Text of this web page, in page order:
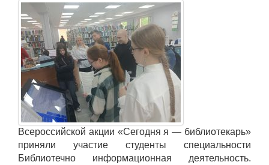
Всероссийской акции «Сегодня я — библиотекарь»
приняли участие студенты специальности
Библиотечно информационная деятельность.